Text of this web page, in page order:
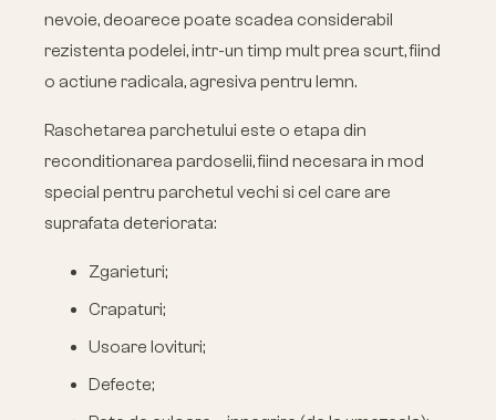
nevoie, deoarece poate scadea considerabil
rezistenta podelei, intr-un timp mult prea scurt, fiind
o actiune radicala, agresiva pentru lemn.
Raschetarea parchetului este o etapa din
reconditionarea pardoselii, fiind necesara in mod
special pentru parchetul vechi si cel care are
suprafata deteriorata:
Zgarieturi;
Crapaturi;
Usoare lovituri;
Defecte;